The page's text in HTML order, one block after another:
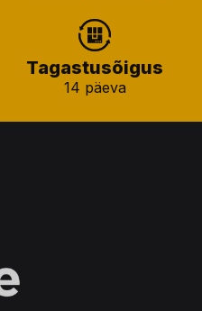
Tagastusõigus
14 päeva